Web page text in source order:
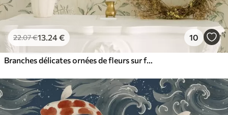
22.07€13.24€ 10
Branches délicates ornées de fleurs sur fond crème chaud